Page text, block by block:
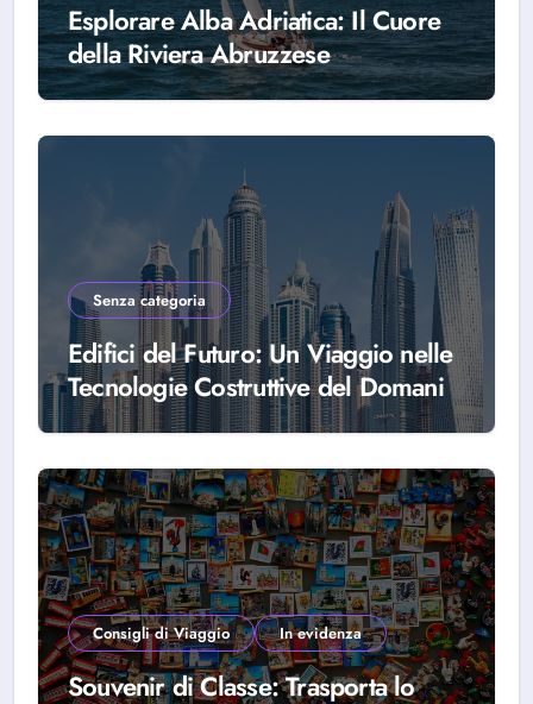
Esplorare Alba Adriatica: Il Cuore
della Riviera Abruzzese
Senza categoria
Edifici del Futuro: Un Viaggio nelle
Tecnologie Costruttive del Domani
Consigli di Viaggio In evidenza
Souvenir di Classe: Trasporta lo